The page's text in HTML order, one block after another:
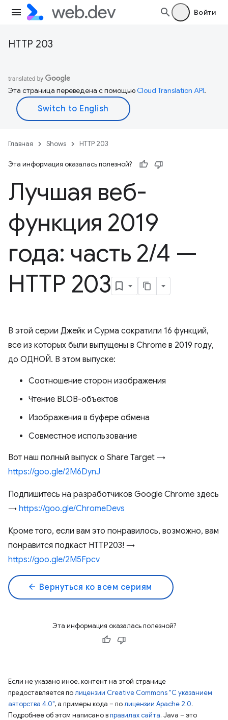
Войти
HTTP 203
Эта страница переведена с помощьюCloud Translation API.
Главная Shows HTTP 203
Эта информация оказалась полезной?
Лучшая веб-
функция 2019
года: часть 2/4 —
HTTP 203
В этой серии Джейк и Сурма сократили 16 функций,
все из которых были выпущены в Chrome в 2019 году,
до ОДНОЙ. В этом выпуске:
Соотношение сторон изображения
Чтение BLOB-объектов
Изображения в буфере обмена
Совместное использование
Вот наш полный выпуск о Share Target →
https://goo.gle/2M6DynJ
Подпишитесь на разработчиков Google Chrome здесь
→ https://goo.gle/ChromeDevs
Кроме того, если вам это понравилось, возможно, вам
понравится подкаст HTTP203! →
https://goo.gle/2M5Fpcv
arrow_back Вернуться ко всем сериям
Эта информация оказалась полезной?
Если не указано иное, контент на этой странице
предоставляется полицензии Creative Commons "С указанием
авторства 4.0", а примеры кода – полицензии Apache 2.0.
Подробнее об этом написано вправилах сайта. Java – это